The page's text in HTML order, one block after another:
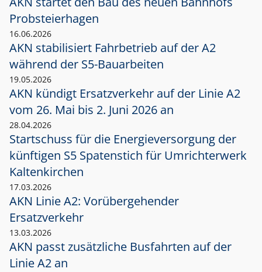
Probsteierhagen
16.06.2026
AKN stabilisiert Fahrbetrieb auf der A2
während der S5-Bauarbeiten
19.05.2026
AKN kündigt Ersatzverkehr auf der Linie A2
vom 26. Mai bis 2. Juni 2026 an
28.04.2026
Startschuss für die Energieversorgung der
künftigen S5 Spatenstich für Umrichterwerk
Kaltenkirchen
17.03.2026
AKN Linie A2: Vorübergehender
Ersatzverkehr
13.03.2026
AKN passt zusätzliche Busfahrten auf der
Linie A2 an